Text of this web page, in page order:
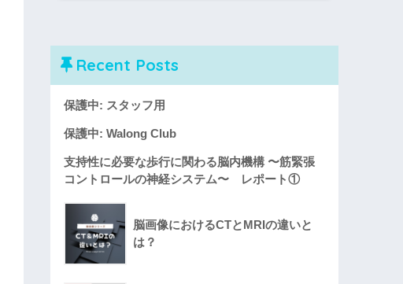
Recent Posts
保護中: スタッフ用
保護中: Walong Club
支持性に必要な歩行に関わる脳内機構 〜筋緊張
コントロールの神経システム〜 レポート①
脳画像におけるCTとMRIの違いと
は？